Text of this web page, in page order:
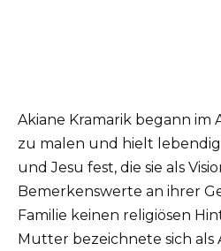
Akiane Kramarik begann im
zu malen und hielt
und Jesu fest, die sie als
Bemerkenswerte an ihrer
Familie keinen religiösen
Mutter bezeichnete sich